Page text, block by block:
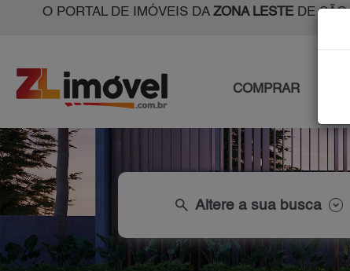
O PORTAL DE IMÓVEIS DA ZONA LESTEDE SÃO
COMPRAR
search Altere a sua busca